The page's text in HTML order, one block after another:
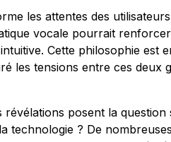
les attentes des
vocale pourrait renforcer
Cette philosophie est
les tensions entre ces deux
posent la question
technologie ? De